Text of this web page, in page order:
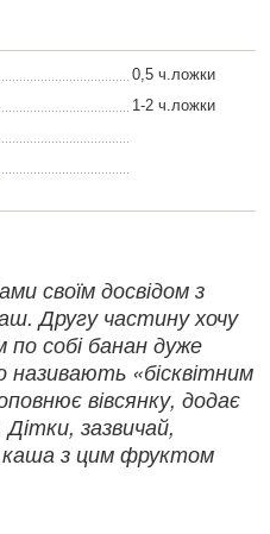
0,5 ч.ложки
1-2 ч.ложки
своїм досвідом з
Другу частину хочу
собі банан дуже
«бісквітним
вівсянку, додає
зазвичай,
з цим фруктом